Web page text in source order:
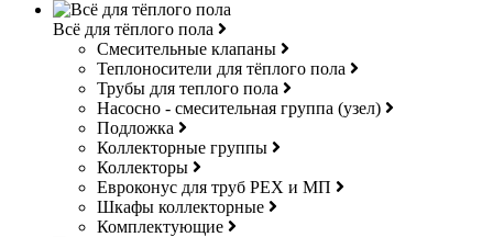
Всё для тёплого пола
Смесительные клапаны
Теплоносители для тёплого пола
Трубы для теплого пола
Насосно - смесительная группа (узел)
Подложка
Коллекторные группы
Коллекторы
Евроконус для труб РЕХ и МП
Шкафы коллекторные
Комплектующие